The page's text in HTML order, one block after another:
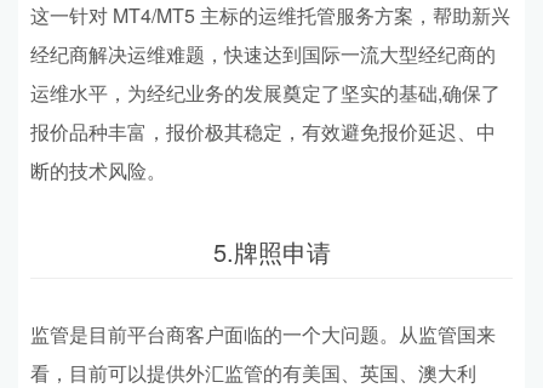
这一针对 MT4/MT5 主标的运维托管服务方案，帮助新兴
经纪商解决运维难题，快速达到国际一流大型经纪商的
运维水平，为经纪业务的发展奠定了坚实的基础,确保了
报价品种丰富，报价极其稳定，有效避免报价延迟、中
断的技术风险。
5.牌照申请
监管是目前平台商客户面临的一个大问题。从监管国来
看，目前可以提供外汇监管的有美国、英国、澳大利